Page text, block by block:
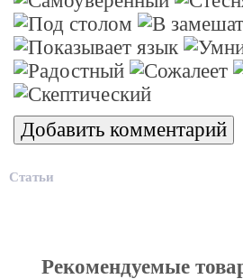
Статьи
Рекомендуемые